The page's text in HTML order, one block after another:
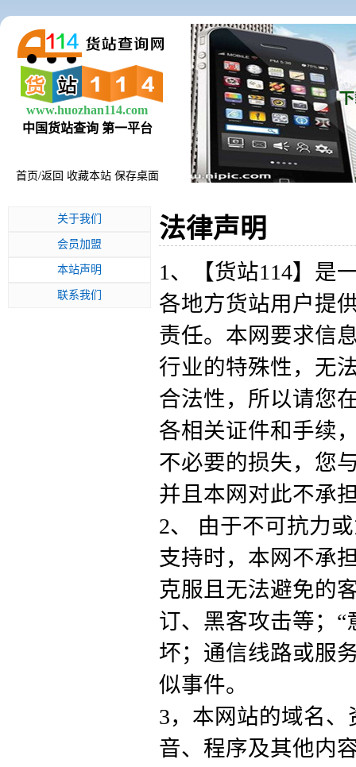
www.huozhan114.com
中国货站查询 第一平台
首页/返回 收藏本站 保存桌面
关于我们
会员加盟
本站声明
联系我们
法律声明
1、【货站114】是
各地方货站用户提
责任。本网要求信
行业的特殊性，无
合法性，所以请您
各相关证件和手续
不必要的损失，您
并且本网对此不承
2、 由于不可抗力
支持时，本网不承
克服且无法避免的
订、黑客攻击等；
坏；通信线路或服
似事件。
3，本网站的域名
音、程序及其他内